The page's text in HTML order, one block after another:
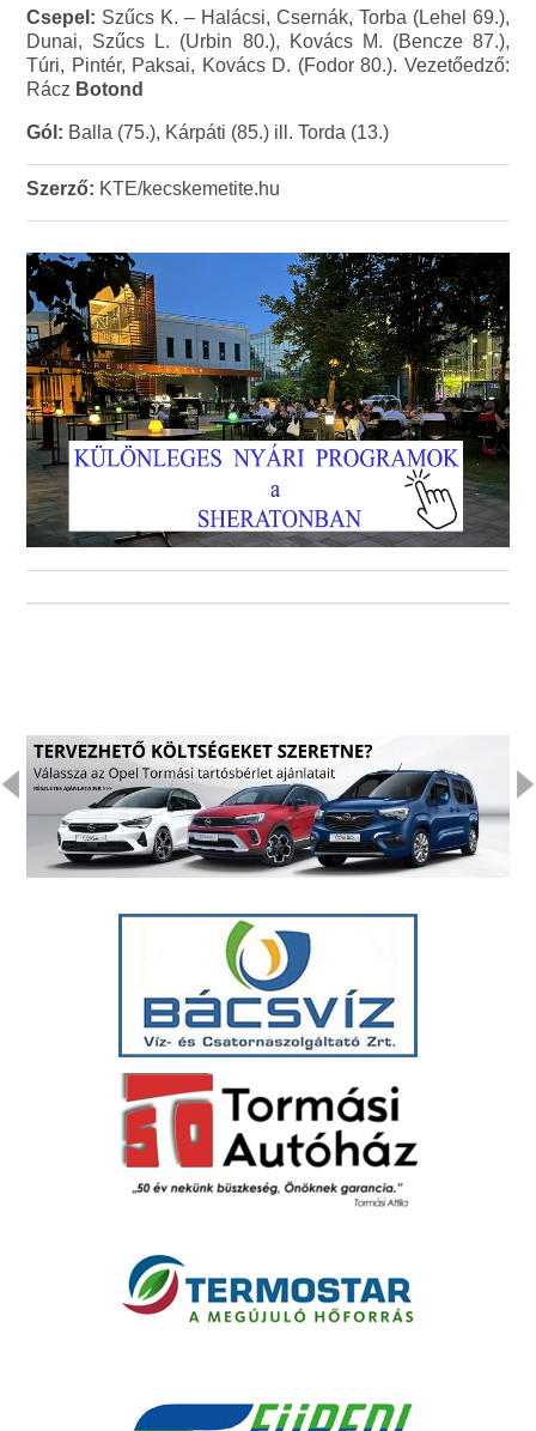
Csepel: Szűcs K. – Halácsi, Csernák, Torba (Lehel 69.),
Dunai, Szűcs L. (Urbin 80.), Kovács M. (Bencze 87.),
Túri, Pintér, Paksai, Kovács D. (Fodor 80.). Vezetőedző:
Rácz Botond
Gól: Balla (75.), Kárpáti (85.) ill. Torda (13.)
Szerző: KTE/kecskemetite.hu